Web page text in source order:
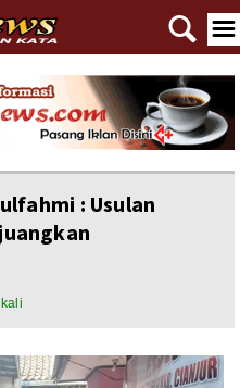
☰
🔍
: Usulan